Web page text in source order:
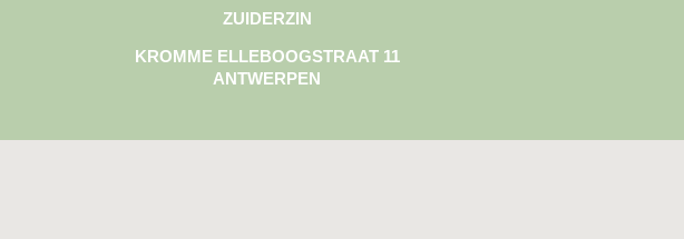
ZUIDERZIN
KROMME ELLEBOOGSTRAAT 11
ANTWERPEN